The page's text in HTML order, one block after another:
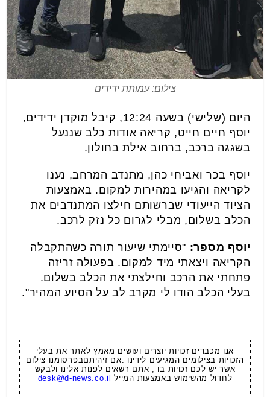
צילום: עמותת ידידים
היום (שלישי) בשעה 12:24, קיבל מוקדן ידידים,
יוסף חיים חייט, קריאה אודות כלב שננעל
בשגגה ברכב, ברחוב אילת בחולון.
יוסף בכר ואביחי כהן, מתנדב המרחב, נענו
לקריאה והגיעו במהירות למקום. באמצעות
הציוד הייעודי שברשותם חילצו המתנדבים את
הכלב בשלום, מבלי לגרום כל נזק לרכב.
יוסף מספר: "סיימתי שיעור תורה כשהתקבלה
הקריאה ויצאתי מיד למקום. בפעולה זריזה
פתחתי את הרכב וחילצתי את הכלב בשלום.
בעלי הכלב הודו לי מקרב לב על הסיוע המהיר".
אנו מכבדים זכויות יוצרים ועושים מאמץ לאתר את בעלי
הזכויות בצילומים המגיעים לידינו .אם זיהיתםבפרסומנו צילום
אשר יש לכם זכויות בו , אתם רשאים לפנות אלינו ולבקש
לחדול מהשימוש באמצעות המייל desk@d-news.co.il